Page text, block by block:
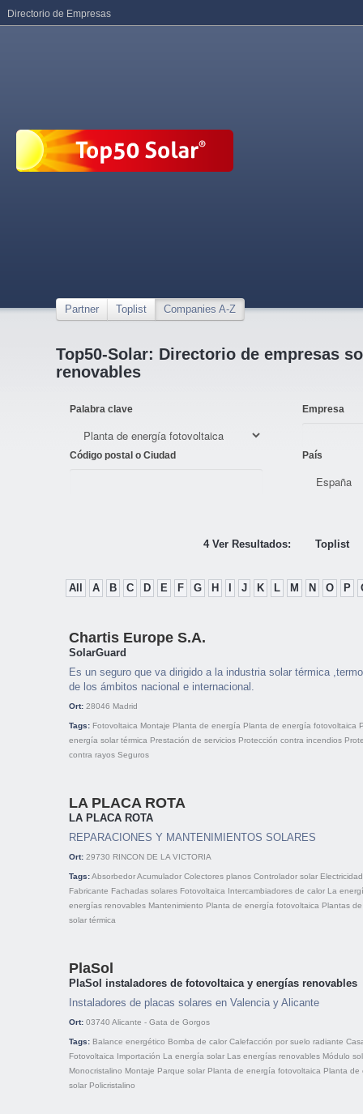
Partner Toplist Companies A-Z
Top50-Solar: Directorio de empresas
renovables
Palabra clave Empresa
Código postal o Ciudad País
4 Ver Resultados: Toplist
All A B C D E F G H J K L M N O P
Chartis Europe S.A.
SolarGuard
Es un seguro que va dirigido a la industria solar térmica
de los ámbitos nacional e internacional.
Ort: 28046 Madrid
Tags: Fotovoltaica Montaje Planta de energía Planta de energía fotovoltaica
energía solar térmica Prestación de servicios Protección contra incendios
contra rayos Seguros
LA PLACA ROTA
LA PLACA ROTA
REPARACIONES Y MANTENIMIENTOS SOLARES
Ort: 29730 RINCON DE LA VICTORIA
Tags:AbsorbedorAcumulador Colectores planos Controlador solar
Fabricante Fachadas solares Fotovoltaica Intercambiadores de calor La
energías renovables Mantenimiento Planta de energía fotovoltaica Plantas
solar térmica
PlaSol
PlaSol instaladores de fotovoltaica y energías renovables
Instaladores de placas solares en Valencia y Alicante
Ort: 03740 Alicante - Gata de Gorgos
Tags: Balance energético Bomba de calor Calefacción por suelo radiante
Fotovoltaica Importación La energía solar Las energías renovables Módulo
Monocristalino Montaje Parque solar Planta de energía fotovoltaica Planta de
solar Policristalino
Directorio de Empresas